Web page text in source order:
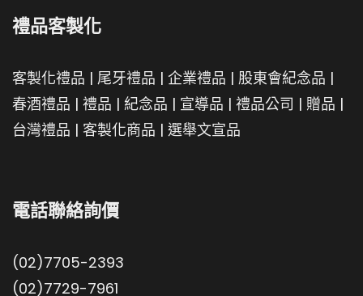
禮品客製化
客製化禮品 | 尾牙禮品 | 企業禮品 | 股東會紀念品 |
春酒禮品 | 禮品 | 紀念品 | 宣導品 | 禮品公司 | 贈品 |
台灣禮品 | 客製化商品 | 選舉文宣品
電話聯絡詢價
(02)7705-2393
(02)7729-7961